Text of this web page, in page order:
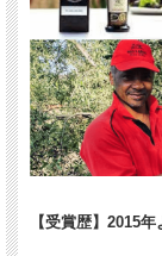
【受賞歴】2015